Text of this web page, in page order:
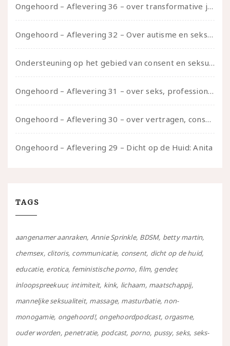
Ongehoord – Aflevering 36 – over transformative justice – in gesprek met Ella en carson
Ongehoord – Aflevering 32 – Over autisme en seksualiteit – in gesprek met Roos Reijbroek
Ondersteuning op het gebied van consent en seksualiteit
Ongehoord – Aflevering 31 – over seks, professioneel en persoonlijk, een gesprek met Marije
Ongehoord – Aflevering 30 – over vertragen, consent en negatieve gevoelens met Meg-John Barker
Ongehoord – Aflevering 29 – Dicht op de Huid: Anita
TAGS
aangenamer aanraken Annie Sprinkle BDSM betty martin
chemsex clitoris communicatie consent dicht op de huid
educatie erotica feministische porno film gender
inloopspreekuur intimiteit kink lichaam maatschappij
manneljke seksualiteit massage masturbatie non-
monogamie ongehoord! ongehoordpodcast orgasme
ouder worden penetratie podcast porno pussy seks seks-